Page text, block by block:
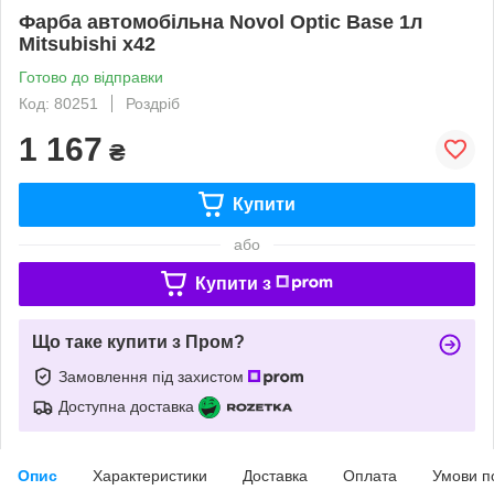
Фарба автомобільна Novol Optic Base 1л
Mitsubishi x42
Готово до відправки
Код: 80251
Роздріб
1 167 ₴
Купити
або
Купити з
Що таке купити з Пром?
Замовлення під захистом
Доступна доставка
Опис Характеристики Доставка Оплата Умови